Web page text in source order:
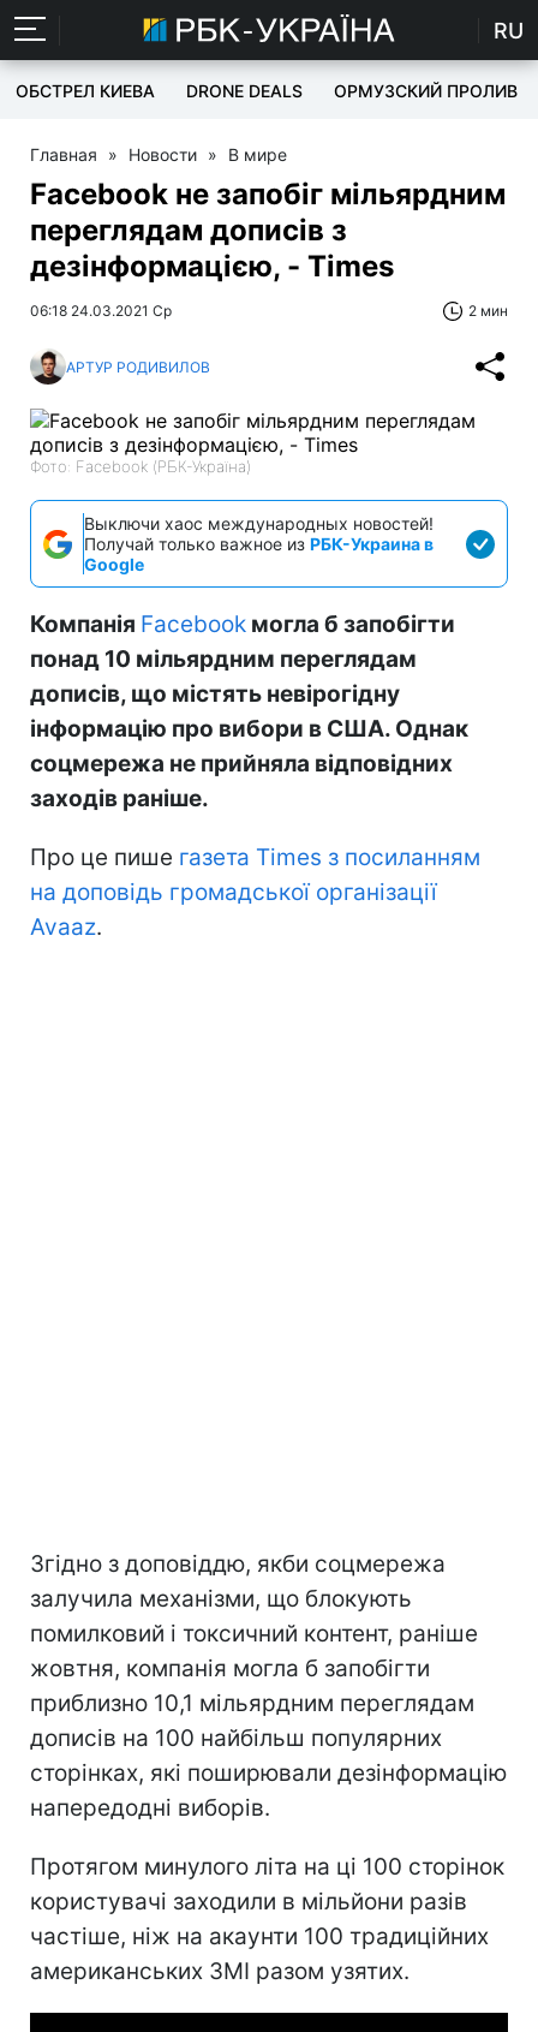
RU
ОБСТРЕЛ КИЕВА DRONE DEALS ОРМУЗСКИЙ ПРОЛИВ
Главная » Новости » В мире
Facebook не запобіг мільярдним
переглядам дописів з
дезінформацією, - Times
06:18 24.03.2021 Ср 2 мин
АРТУР РОДИВИЛОВ
Фото: Facebook (РБК-Україна)
Выключи хаос международных новостей!
Получай только важное из РБК-Украина в
Google
Компанія Facebook могла б запобігти
понад 10 мільярдним переглядам
дописів, що містять невірогідну
інформацію про вибори в США. Однак
соцмережа не прийняла відповідних
заходів раніше.
Про це пише газета Times з посиланням
на доповідь громадської організації
Avaaz.
Згідно з доповіддю, якби соцмережа
залучила механізми, що блокують
помилковий і токсичний контент, раніше
жовтня, компанія могла б запобігти
приблизно 10,1 мільярдним переглядам
дописів на 100 найбільш популярних
сторінках, які поширювали дезінформацію
напередодні виборів.
Протягом минулого літа на ці 100 сторінок
користувачі заходили в мільйони разів
частіше, ніж на акаунти 100 традиційних
американських ЗМІ разом узятих.